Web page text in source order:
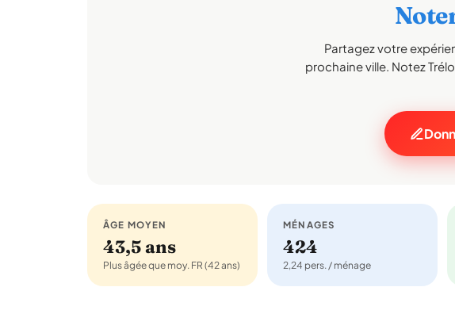
Partagez votre
prochaine ville. Notez
ÂGE MOYEN
43,5 ans
Plus âgée que moy. FR (42 ans)
MÉNAGES
424
2,24 pers. / ménage